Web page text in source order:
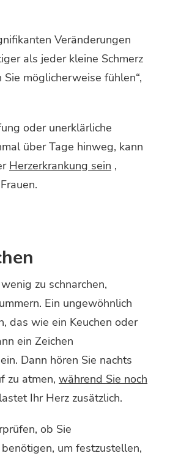
Veränderungen
als jeder kleine Schmerz
Sie möglicherweise fühlen“,
oder unerklärliche
über Tage hinweg, kann
Herzerkrankung sein ,
zu schnarchen,
Ein ungewöhnlich
das wie ein Keuchen oder
ein Zeichen
Dann hören Sie nachts
zu atmen, während Sie noch
Ihr Herz zusätzlich.
ob Sie
um festzustellen,